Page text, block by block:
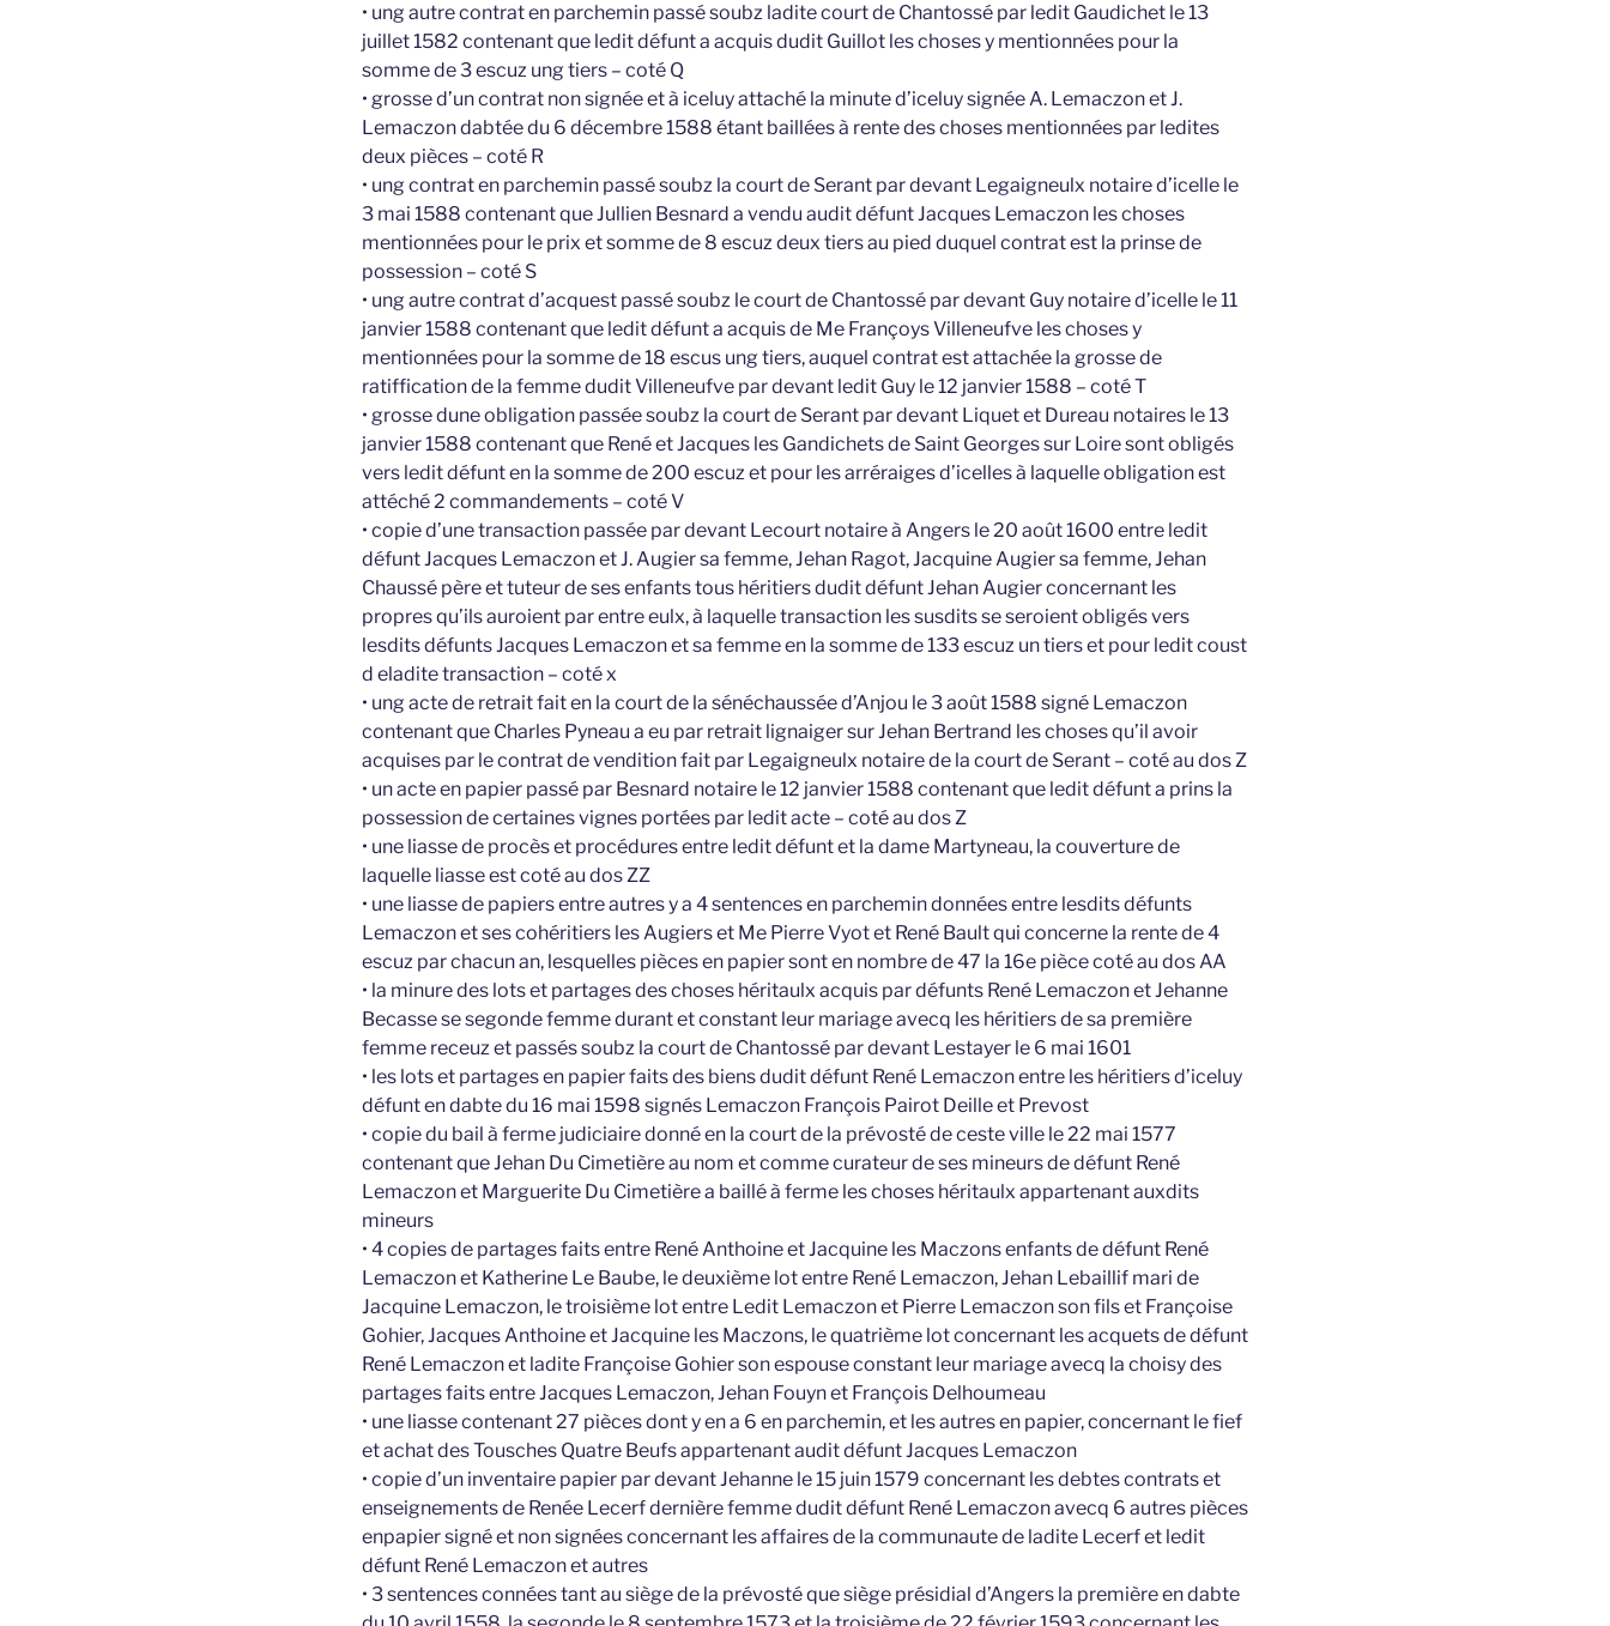
• ung autre contrat en parchemin passé soubz ladite court de Chantossé par ledit Gaudichet le 13
juillet 1582 contenant que ledit défunt a acquis dudit Guillot les choses y mentionnées pour la
somme de 3 escuz ung tiers – coté Q
• grosse d’un contrat non signée et à iceluy attaché la minute d’iceluy signée A. Lemaczon et J.
Lemaczon dabtée du 6 décembre 1588 étant baillées à rente des choses mentionnées par ledites
deux pièces – coté R
• ung contrat en parchemin passé soubz la court de Serant par devant Legaigneulx notaire d’icelle le
3 mai 1588 contenant que Jullien Besnard a vendu audit défunt Jacques Lemaczon les choses
mentionnées pour le prix et somme de 8 escuz deux tiers au pied duquel contrat est la prinse de
possession – coté S
• ung autre contrat d’acquest passé soubz le court de Chantossé par devant Guy notaire d’icelle le 11
janvier 1588 contenant que ledit défunt a acquis de Me Françoys Villeneufve les choses y
mentionnées pour la somme de 18 escus ung tiers, auquel contrat est attachée la grosse de
ratiffication de la femme dudit Villeneufve par devant ledit Guy le 12 janvier 1588 – coté T
• grosse dune obligation passée soubz la court de Serant par devant Liquet et Dureau notaires le 13
janvier 1588 contenant que René et Jacques les Gandichets de Saint Georges sur Loire sont obligés
vers ledit défunt en la somme de 200 escuz et pour les arréraiges d’icelles à laquelle obligation est
attéché 2 commandements – coté V
• copie d’une transaction passée par devant Lecourt notaire à Angers le 20 août 1600 entre ledit
défunt Jacques Lemaczon et J. Augier sa femme, Jehan Ragot, Jacquine Augier sa femme, Jehan
Chaussé père et tuteur de ses enfants tous héritiers dudit défunt Jehan Augier concernant les
propres qu’ils auroient par entre eulx, à laquelle transaction les susdits se seroient obligés vers
lesdits défunts Jacques Lemaczon et sa femme en la somme de 133 escuz un tiers et pour ledit coust
d eladite transaction – coté x
• ung acte de retrait fait en la court de la sénéchaussée d’Anjou le 3 août 1588 signé Lemaczon
contenant que Charles Pyneau a eu par retrait lignaiger sur Jehan Bertrand les choses qu’il avoir
acquises par le contrat de vendition fait par Legaigneulx notaire de la court de Serant – coté au dos Z
• un acte en papier passé par Besnard notaire le 12 janvier 1588 contenant que ledit défunt a prins la
possession de certaines vignes portées par ledit acte – coté au dos Z
• une liasse de procès et procédures entre ledit défunt et la dame Martyneau, la couverture de
laquelle liasse est coté au dos ZZ
• une liasse de papiers entre autres y a 4 sentences en parchemin données entre lesdits défunts
Lemaczon et ses cohéritiers les Augiers et Me Pierre Vyot et René Bault qui concerne la rente de 4
escuz par chacun an, lesquelles pièces en papier sont en nombre de 47 la 16e pièce coté au dos AA
• la minure des lots et partages des choses héritaulx acquis par défunts René Lemaczon et Jehanne
Becasse se segonde femme durant et constant leur mariage avecq les héritiers de sa première
femme receuz et passés soubz la court de Chantossé par devant Lestayer le 6 mai 1601
• les lots et partages en papier faits des biens dudit défunt René Lemaczon entre les héritiers d’iceluy
défunt en dabte du 16 mai 1598 signés Lemaczon François Pairot Deille et Prevost
• copie du bail à ferme judiciaire donné en la court de la prévosté de ceste ville le 22 mai 1577
contenant que Jehan Du Cimetière au nom et comme curateur de ses mineurs de défunt René
Lemaczon et Marguerite Du Cimetière a baillé à ferme les choses héritaulx appartenant auxdits
mineurs
• 4 copies de partages faits entre René Anthoine et Jacquine les Maczons enfants de défunt René
Lemaczon et Katherine Le Baube, le deuxième lot entre René Lemaczon, Jehan Lebaillif mari de
Jacquine Lemaczon, le troisième lot entre Ledit Lemaczon et Pierre Lemaczon son fils et Françoise
Gohier, Jacques Anthoine et Jacquine les Maczons, le quatrième lot concernant les acquets de défunt
René Lemaczon et ladite Françoise Gohier son espouse constant leur mariage avecq la choisy des
partages faits entre Jacques Lemaczon, Jehan Fouyn et François Delhoumeau
• une liasse contenant 27 pièces dont y en a 6 en parchemin, et les autres en papier, concernant le fief
et achat des Tousches Quatre Beufs appartenant audit défunt Jacques Lemaczon
• copie d’un inventaire papier par devant Jehanne le 15 juin 1579 concernant les debtes contrats et
enseignements de Renée Lecerf dernière femme dudit défunt René Lemaczon avecq 6 autres pièces
enpapier signé et non signées concernant les affaires de la communaute de ladite Lecerf et ledit
défunt René Lemaczon et autres
• 3 sentences connées tant au siège de la prévosté que siège présidial d’Angers la première en dabte